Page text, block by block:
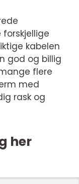
kabelen
god og billig
flere
med
rask og
her